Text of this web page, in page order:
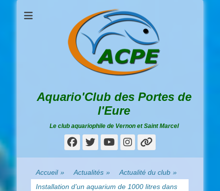
Aquario'Club des Portes de
l'Eure
Le club aquariophile de Vernon et Saint Marcel
Facebook
Twitter
YouTube
Instagram
Accueil » Actualités » Actualité du club »
Installation d’un aquarium de 1000 litres dans